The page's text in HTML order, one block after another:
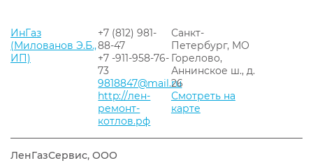
ИнГаз
(Милованов Э.Б.,
ИП)
+7 (812) 981-
88-47
+7 -911-958-76-
73
9818847@mail.ru
http://лен-
ремонт-
котлов.рф
Санкт-
Петербург, МО
Горелово,
Аннинское ш., д.
26
Смотреть на
карте
ЛенГазСервис, ООО